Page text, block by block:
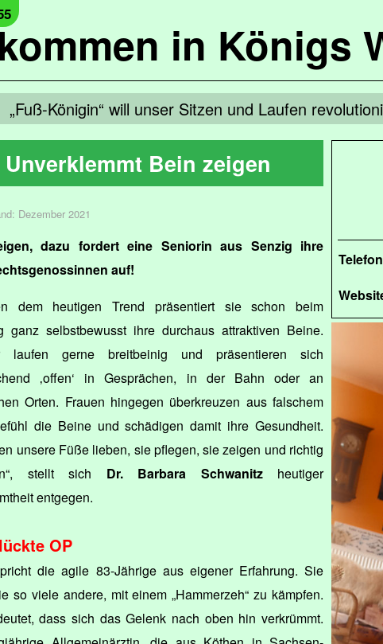
in Königs
„Fuß-Königin“ will unser Sitzen und Laufen
Unverklemmt Bein zeigen
Dezember 2021
dazu fordert eine Seniorin aus Senzig ihre
auf!
dem heutigen Trend präsentiert sie schon beim
ganz selbstbewusst ihre durchaus attraktiven Beine.
laufen gerne breitbeinig und präsentieren sich
‚offen‘ in Gesprächen, in der Bahn oder an
Orten. Frauen hingegen überkreuzen aus falschem
die Beine und schädigen damit ihre Gesundheit.
unsere Füße lieben, sie pflegen, sie zeigen und richtig
stellt sich Dr. Barbara Schwanitzheutiger
entgegen.
OP
die agile 83-Jährige aus eigener Erfahrung. Sie
so viele andere, mit einem „Hammerzeh“ zu kämpfen.
dass sich das Gelenk nach oben hin verkrümmt.